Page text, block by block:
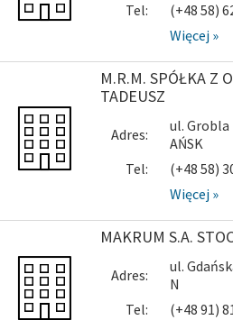
Tel:
(+48 58)
Więcej »
M.R.M. SPÓŁKA Z
TADEUSZ
Adres:
ul. Grobla
AŃSK
Tel:
(+48 58)
Więcej »
MAKRUM S.A.
Adres:
ul.
N
Tel:
(+48 91)